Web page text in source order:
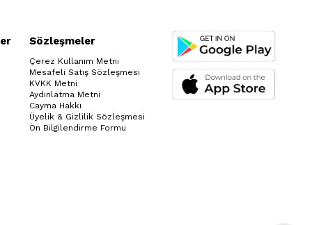
Sözleşmeler
Çerez Kullanım Metni
Mesafeli Satış Sözleşmesi
KVKK Metni
Aydınlatma Metni
Cayma Hakkı
Üyelik & Gizlilik Sözleşmesi
Ön Bilgilendirme Formu